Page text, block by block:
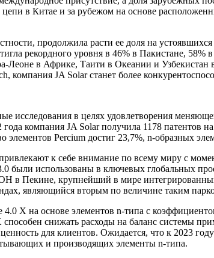
в Китае и за рубежом на основе
продолжила расти ее доля на
рекордного уровня в 46% в Пакистане,
в Африке, Таити в Океании и Узбекистан
компания JA Solar станет более
исследования в целях удовлетворения
компания JA Solar получила 1178 патентов
элементов Percium достиг 23,7%, n-образных
к себе внимание по всему миру с
были использованы в ключевых глобальных
в Пекине, крупнейший в мире
являющийся вторым по величине таким
4.0 X на основе элементов n-типа с
снижать расходы на баланс системы
для клиентов. Ожидается, что к 2023
и производящих элементы n-типа.